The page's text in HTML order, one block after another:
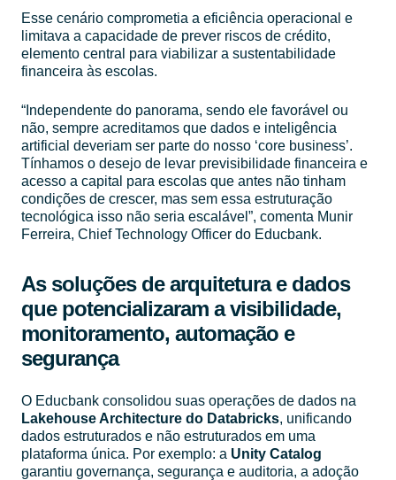
Esse cenário comprometia a eficiência operacional e
limitava a capacidade de prever riscos de crédito,
elemento central para viabilizar a sustentabilidade
financeira às escolas.
“Independente do panorama, sendo ele favorável ou
não, sempre acreditamos que dados e inteligência
artificial deveriam ser parte do nosso ‘core business’.
Tínhamos o desejo de levar previsibilidade financeira e
acesso a capital para escolas que antes não tinham
condições de crescer, mas sem essa estruturação
tecnológica isso não seria escalável”, comenta Munir
Ferreira, Chief Technology Officer do Educbank.
As soluções de arquitetura e dados
que potencializaram a visibilidade,
monitoramento, automação e
segurança
O Educbank consolidou suas operações de dados na
Lakehouse Architecture do Databricks, unificando
dados estruturados e não estruturados em uma
plataforma única. Por exemplo: a Unity Catalog
garantiu governança, segurança e auditoria, a adoção